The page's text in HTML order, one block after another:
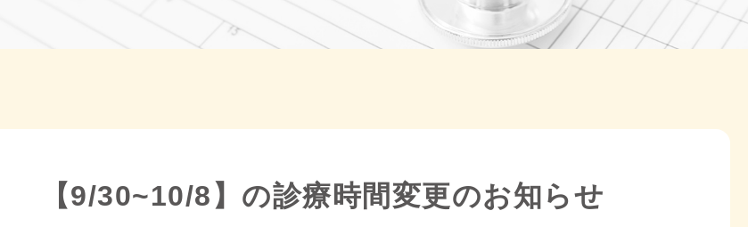
【9/30~10/8】の診療時間変更のお知らせ